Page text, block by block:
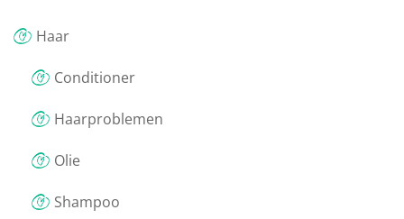
Haar
Conditioner
Haarproblemen
Olie
Shampoo